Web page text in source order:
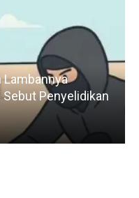
Penyelidikan